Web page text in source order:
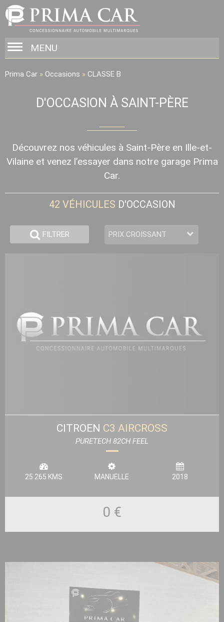
MENU
Prima Car » Occasions » CLASSE B
D'OCCASION À SAINT-PÈRE
Découvrez nos véhicules à Saint-Père en Ille-et-
Vilaine et venez l’essayer dans notre garage Prima
Car.
42 VÉHICULES D'OCCASION
FILTRER
CITROEN C3 AIRCROSS
PURETECH 82CH FEEL
25 265 KMS MANUELLE 2018
0 €